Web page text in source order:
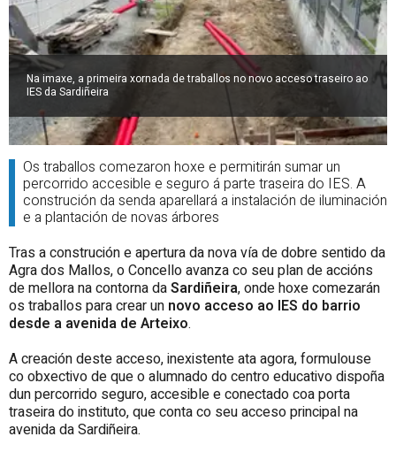
Na imaxe, a primeira xornada de traballos no novo acceso traseiro ao
IES da Sardiñeira
Os traballos comezaron hoxe e permitirán sumar un
percorrido accesible e seguro á parte traseira do IES. A
construción da senda aparellará a instalación de iluminación
e a plantación de novas árbores
Tras a construción e apertura da nova vía de dobre sentido da
Agra dos Mallos, o Concello avanza co seu plan de accións
de mellora na contorna daSardiñeira, onde hoxe comezarán
os traballos para crear un novo acceso ao IES do barrio
desde a avenida de Arteixo.
A creación deste acceso, inexistente ata agora, formulouse
co obxectivo de que o alumnado do centro educativo dispoña
dun percorrido seguro, accesible e conectado coa porta
traseira do instituto, que conta co seu acceso principal na
avenida da Sardiñeira.